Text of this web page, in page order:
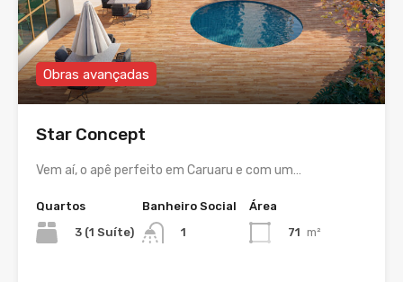
Obras avançadas
Star Concept
Vem aí, o apê perfeito em Caruaru e com um…
Quartos
3 (1 Suíte)
Banheiro Social
1
Área
71 m²